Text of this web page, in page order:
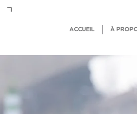
ACCUEIL À